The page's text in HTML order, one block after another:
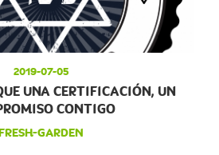
2019-07-05
UNA CERTIFICACIÓN, UN
CONTIGO
GARDEN